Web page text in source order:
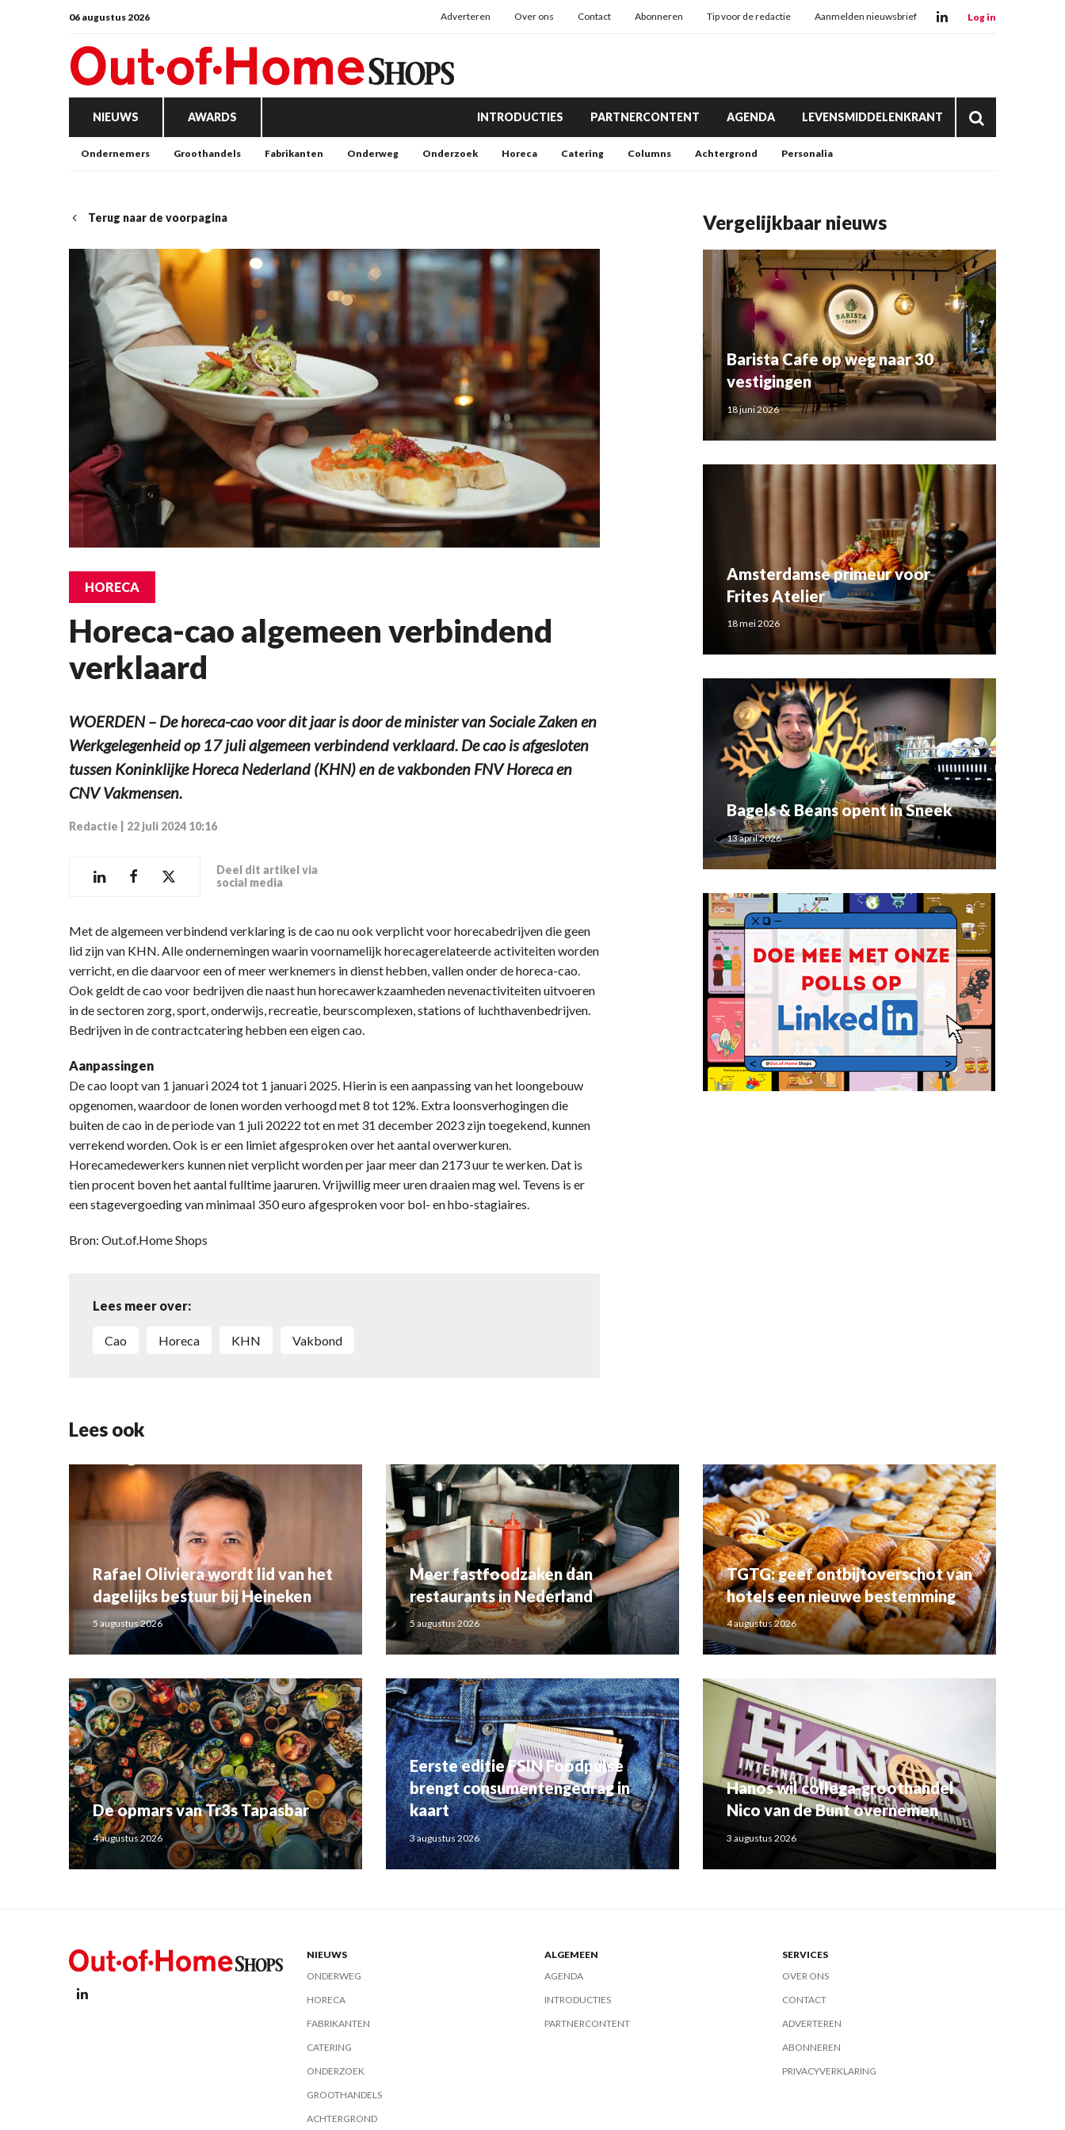
06 augustus 2026 Adverteren Over ons Contact Abonneren Tip voor de redactie Aanmelden nieuwsbrief Log in
NIEUWS AWARDS INTRODUCTIES PARTNERCONTENT AGENDA LEVENSMIDDELENKRANT
Ondernemers Groothandels Fabrikanten Onderweg Onderzoek Horeca Catering Columns Achtergrond Personalia
Terug naar de voorpagina
HORECA
Horeca-cao algemeen verbindend
verklaard
WOERDEN – De horeca-cao voor dit jaar is door de minister van Sociale Zaken en
Werkgelegenheid op 17 juli algemeen verbindend verklaard. De cao is afgesloten
tussen Koninklijke Horeca Nederland (KHN) en de vakbonden FNV Horeca en
CNV Vakmensen.
Redactie 22 juli 2024 10:16
Deel dit artikel via
social media
Met de algemeen verbindend verklaring is de cao nu ook verplicht voor horecabedrijven die geen
lid zijn van KHN. Alle ondernemingen waarin voornamelijk horecagerelateerde activiteiten worden
verricht, en die daarvoor een of meer werknemers in dienst hebben, vallen onder de horeca-cao.
Ook geldt de cao voor bedrijven die naast hun horecawerkzaamheden nevenactiviteiten uitvoeren
in de sectoren zorg, sport, onderwijs, recreatie, beurscomplexen, stations of luchthavenbedrijven.
Bedrijven in de contractcatering hebben een eigen cao.
Aanpassingen
De cao loopt van 1 januari 2024 tot 1 januari 2025. Hierin is een aanpassing van het loongebouw
opgenomen, waardoor de lonen worden verhoogd met 8 tot 12%. Extra loonsverhogingen die
buiten de cao in de periode van 1 juli 20222 tot en met 31 december 2023 zijn toegekend, kunnen
verrekend worden. Ook is er een limiet afgesproken over het aantal overwerkuren.
Horecamedewerkers kunnen niet verplicht worden per jaar meer dan 2173 uur te werken. Dat is
tien procent boven het aantal fulltime jaaruren. Vrijwillig meer uren draaien mag wel. Tevens is er
een stagevergoeding van minimaal 350 euro afgesproken voor bol- en hbo-stagiaires.
Bron: Out.of.Home Shops
Lees meer over:
cao horeca KHN vakbond
Vergelijkbaar nieuws
Barista Cafe op weg naar 30
vestigingen
18 juni 2026
Amsterdamse primeur voor
Frites Atelier
18 mei 2026
Bagels & Beans opent in Sneek
13 april 2026
Lees ook
Rafael Oliviera wordt lid van het
dagelijks bestuur bij Heineken
5 augustus 2026
Meer fastfoodzaken dan
restaurants in Nederland
5 augustus 2026
TGTG: geef ontbijtoverschot van
hotels een nieuwe bestemming
4 augustus 2026
De opmars van Tr3s Tapasbar
4 augustus 2026
Eerste editie FSIN Foodpulse
brengt consumentengedrag in
kaart
3 augustus 2026
Hanos wil collega-groothandel
Nico van de Bunt overnemen
3 augustus 2026
NIEUWS
ONDERWEG
HORECA
FABRIKANTEN
CATERING
ONDERZOEK
GROOTHANDELS
ACHTERGROND
ALGEMEEN
AGENDA
INTRODUCTIES
PARTNERCONTENT
SERVICES
OVER ONS
CONTACT
ADVERTEREN
ABONNEREN
PRIVACYVERKLARING